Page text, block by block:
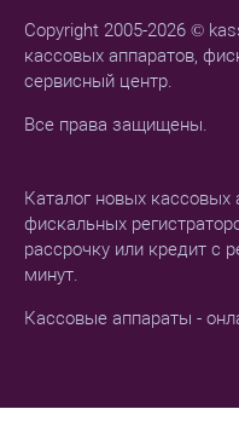
Copyright 2005-2026 ©
кассовых аппаратов,
сервисный центр.
Все права защищены.
Каталог новых кассовых
фискальных
рассрочку или кредит с
минут.
Кассовые аппараты -